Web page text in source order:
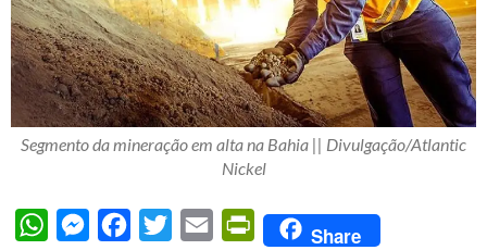
Segmento da mineração em alta na Bahia || Divulgação/Atlantic
Nickel
WhatsAppMessengerFacebook
Twitter Email PrintFriendly
Share